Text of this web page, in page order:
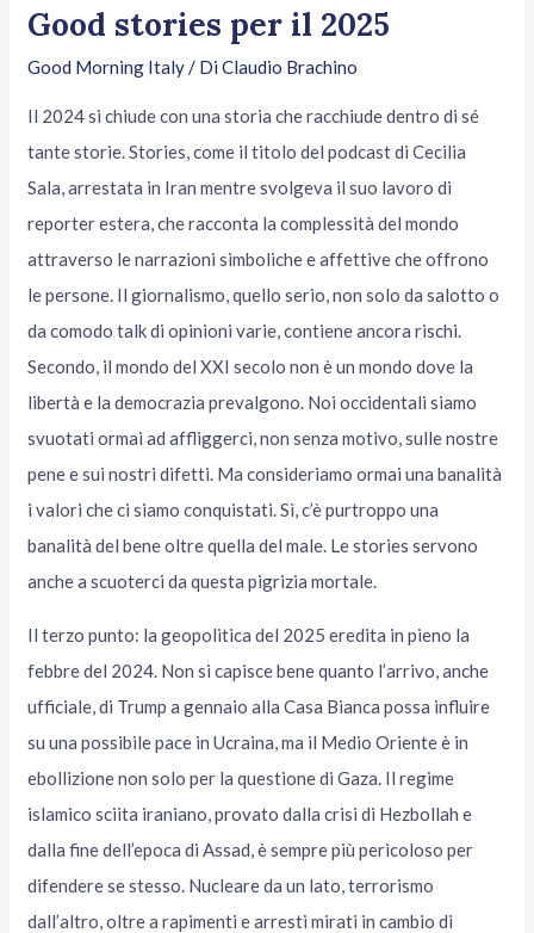
Good stories per il 2025
Good Morning Italy/ DiClaudio Brachino
Il 2024 si chiude con una storia che racchiude dentro di sé
tante storie. Stories, come il titolo del podcast di Cecilia
Sala, arrestata in Iran mentre svolgeva il suo lavoro di
reporter estera, che racconta la complessità del mondo
attraverso le narrazioni simboliche e affettive che offrono
le persone. Il giornalismo, quello serio, non solo da salotto o
da comodo talk di opinioni varie, contiene ancora rischi.
Secondo, il mondo del XXI secolo non è un mondo dove la
libertà e la democrazia prevalgono. Noi occidentali siamo
svuotati ormai ad affliggerci, non senza motivo, sulle nostre
pene e sui nostri difetti. Ma consideriamo ormai una banalità
i valori che ci siamo conquistati. Sì, c’è purtroppo una
banalità del bene oltre quella del male. Le stories servono
anche a scuoterci da questa pigrizia mortale.
Il terzo punto: la geopolitica del 2025 eredita in pieno la
febbre del 2024. Non si capisce bene quanto l’arrivo, anche
ufficiale, di Trump a gennaio alla Casa Bianca possa influire
su una possibile pace in Ucraina, ma il Medio Oriente è in
ebollizione non solo per la questione di Gaza. Il regime
islamico sciita iraniano, provato dalla crisi di Hezbollah e
dalla fine dell’epoca di Assad, è sempre più pericoloso per
difendere se stesso. Nucleare da un lato, terrorismo
dall’altro, oltre a rapimenti e arresti mirati in cambio di